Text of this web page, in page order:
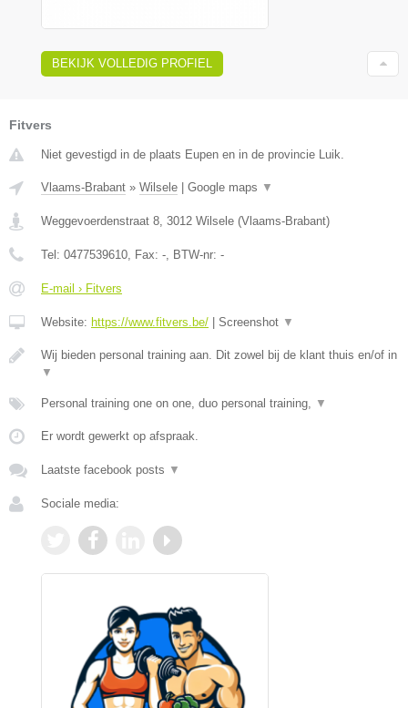
BEKIJK VOLLEDIG PROFIEL
Fitvers
Niet gevestigd in de plaats Eupen en in de provincie Luik.
Vlaams-Brabant » Wilsele | Google maps ▼
Weggevoerdenstraat 8 3012 Wilsele (Vlaams-Brabant)
Tel: 0477539610 , Fax: - , BTW-nr: -
E-mail › Fitvers
Website: https://www.fitvers.be/ | Screenshot ▼
Wij bieden personal training aan. Dit zowel bij de klant thuis en/of in
▼
Personal training one on one, duo personal training, ▼
Er wordt gewerkt op afspraak.
Laatste facebook posts ▼
Sociale media: